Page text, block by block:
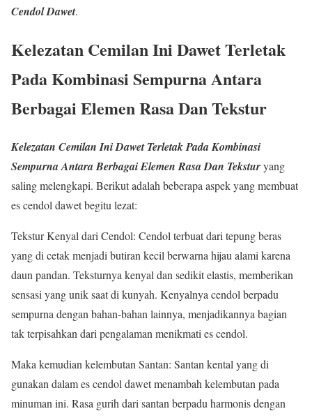
Cendol Dawet.
Kelezatan Cemilan Ini Dawet Terletak
Pada Kombinasi Sempurna Antara
Berbagai Elemen Rasa Dan Tekstur
Kelezatan Cemilan Ini Dawet Terletak Pada Kombinasi
Sempurna Antara Berbagai Elemen Rasa Dan Teksturyang
saling melengkapi. Berikut adalah beberapa aspek yang membuat
es cendol dawet begitu lezat:
Tekstur Kenyal dari Cendol: Cendol terbuat dari tepung beras
yang di cetak menjadi butiran kecil berwarna hijau alami karena
daun pandan. Teksturnya kenyal dan sedikit elastis, memberikan
sensasi yang unik saat di kunyah. Kenyalnya cendol berpadu
sempurna dengan bahan-bahan lainnya, menjadikannya bagian
tak terpisahkan dari pengalaman menikmati es cendol.
Maka kemudian kelembutan Santan: Santan kental yang di
gunakan dalam es cendol dawet menambah kelembutan pada
minuman ini. Rasa gurih dari santan berpadu harmonis dengan